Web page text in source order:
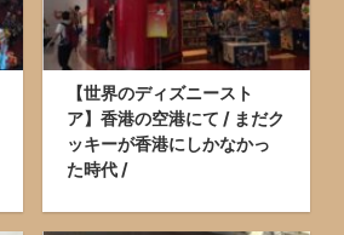
【世界のディズニースト
ア】香港の空港にて / まだク
ッキーが香港にしかなかっ
た時代 /